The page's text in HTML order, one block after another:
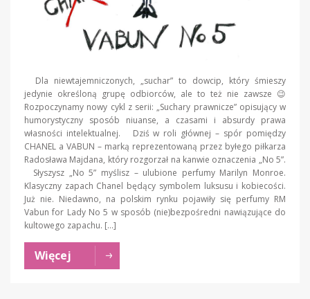
Dla niewtajemniczonych, „suchar” to dowcip, który śmieszy
jedynie określoną grupę odbiorców, ale to też nie zawsze 😉
Rozpoczynamy nowy cykl z serii: „Suchary prawnicze” opisujący w
humorystyczny sposób niuanse, a czasami i absurdy prawa
własności intelektualnej. Dziś w roli głównej – spór pomiędzy
CHANEL a VABUN – marką reprezentowaną przez byłego piłkarza
Radosława Majdana, który rozgorzał na kanwie oznaczenia „No 5”.
Słyszysz „No 5” myślisz – ulubione perfumy Marilyn Monroe.
Klasyczny zapach Chanel będący symbolem luksusu i kobiecości.
Już nie. Niedawno, na polskim rynku pojawiły się perfumy RM
Vabun for Lady No 5 w sposób (nie)bezpośredni nawiązujące do
kultowego zapachu. […]
Więcej